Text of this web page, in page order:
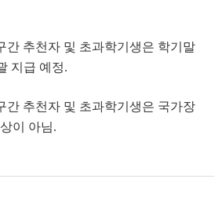
간 추천자 및 초과학기생은 학기말
지급 예정.
간 추천자 및 초과학기생은 국가장
이 아님.